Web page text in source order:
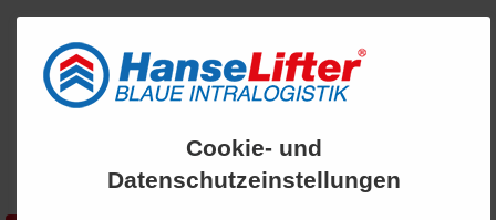
Cookie- und
Datenschutzeinstellungen
ENGLISH
KONTAKT